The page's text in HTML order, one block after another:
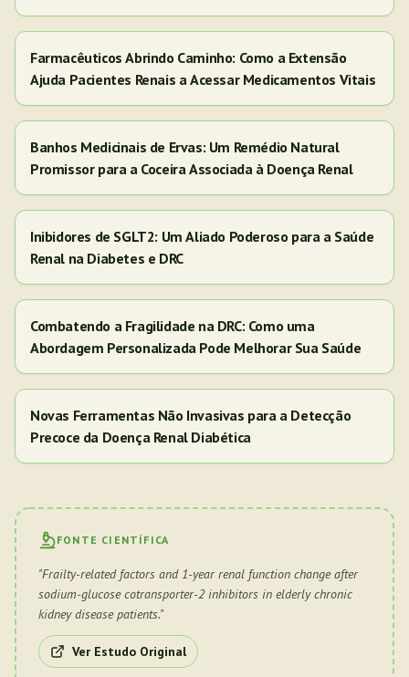
Farmacêuticos Abrindo Caminho: Como a Extensão
Ajuda Pacientes Renais a Acessar Medicamentos Vitais
Banhos Medicinais de Ervas: Um Remédio Natural
Promissor para a Coceira Associada à Doença Renal
Inibidores de SGLT2: Um Aliado Poderoso para a Saúde
Renal na Diabetes e DRC
Combatendo a Fragilidade na DRC: Como uma
Abordagem Personalizada Pode Melhorar Sua Saúde
Novas Ferramentas Não Invasivas para a Detecção
Precoce da Doença Renal Diabética
FONTE CIENTÍFICA
"Frailty-related factors and 1-year renal function change after
sodium-glucose cotransporter-2 inhibitors in elderly chronic
kidney disease patients."
Ver Estudo Original